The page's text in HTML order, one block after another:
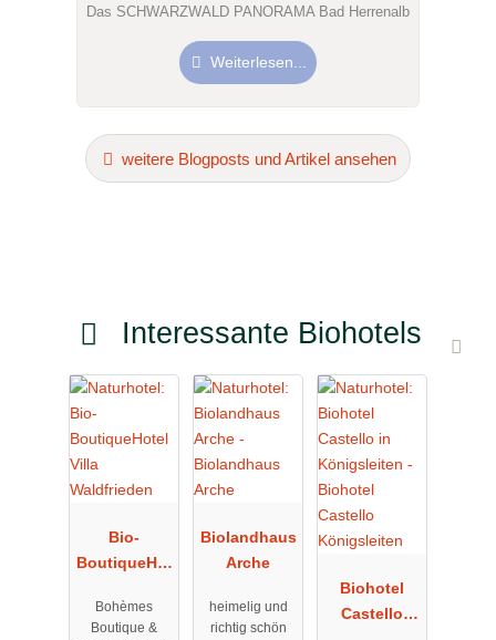
Das SCHWARZWALD PANORAMA Bad Herrenalb
Weiterlesen...
weitere Blogposts und Artikel ansehen
Interessante Biohotels
Bio-
BoutiqueHot
Waldfrieden
Bohèmes
Boutique &
Biolandhaus
Arche
heimelig und
richtig schön
Biohotel
Castello